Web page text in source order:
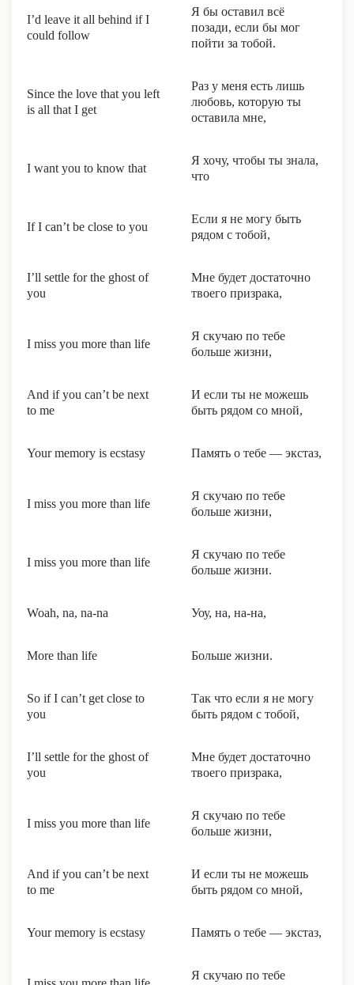
I’d leave it all behind if I
could follow
Я бы оставил всё
позади, если бы мог
пойти за тобой.
Since the love that you left
is all that I get
Раз у меня есть лишь
любовь, которую ты
оставила мне,
I want you to know that
Я хочу, чтобы ты знала,
что
If I can’t be close to you
Если я не могу быть
рядом с тобой,
I’ll settle for the ghost of
you
Мне будет достаточно
твоего призрака,
I miss you more than life
Я скучаю по тебе
больше жизни,
And if you can’t be next
to me
И если ты не можешь
быть рядом со мной,
Your memory is ecstasy Память о тебе — экстаз,
I miss you more than life
Я скучаю по тебе
больше жизни,
I miss you more than life
Я скучаю по тебе
больше жизни.
Woah, na, na-na Уоу, на, на-на,
More than life Больше жизни.
So if I can’t get close to
you
Так что если я не могу
быть рядом с тобой,
I’ll settle for the ghost of
you
Мне будет достаточно
твоего призрака,
I miss you more than life
Я скучаю по тебе
больше жизни,
And if you can’t be next
to me
И если ты не можешь
быть рядом со мной,
Your memory is ecstasy Память о тебе — экстаз,
Я скучаю по тебе